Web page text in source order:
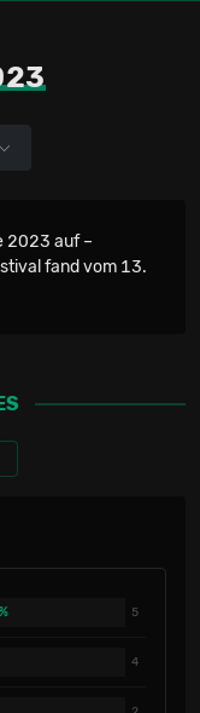
2023 auf –
fand vom 13.
5
4